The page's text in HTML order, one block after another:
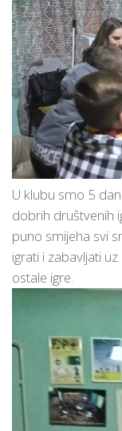
U klubu smo 5
dobrih društvenih
puno smijeha svi
igrati i zabavljati
ostale igre.